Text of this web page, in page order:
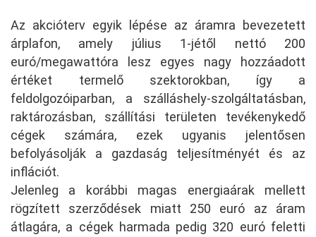
Az akcióterv egyik lépése az áramra bevezetett
árplafon, amely július 1-jétől nettó 200
euró/megawattóra lesz egyes nagy hozzáadott
értéket termelő szektorokban, így a
feldolgozóiparban, a szálláshely-szolgáltatásban,
raktározásban, szállítási területen tevékenykedő
cégek számára, ezek ugyanis jelentősen
befolyásolják a gazdaság teljesítményét és az
inflációt.
Jelenleg a korábbi magas energiaárak mellett
rögzített szerződések miatt 250 euró az áram
átlagára, a cégek harmada pedig 320 euró feletti